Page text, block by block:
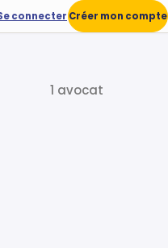
connecter Créer mon compte
1 avocat